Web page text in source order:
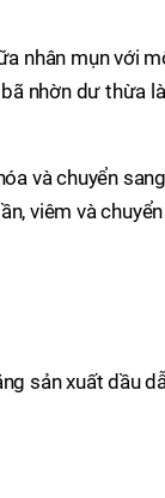
nhân mụn với
nhờn dư thừa
và chuyển sang
viêm và chuyển
sản xuất dầu